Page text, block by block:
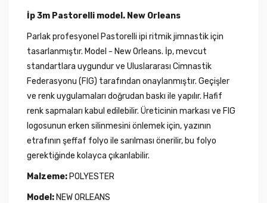
İp 3m Pastorelli model. New Orleans
Parlak profesyonel Pastorelli ipi ritmik jimnastik için
tasarlanmıştır. Model - New Orleans. İp, mevcut
standartlara uygundur ve Uluslararası Cimnastik
Federasyonu (FIG) tarafından onaylanmıştır. Geçişler
ve renk uygulamaları doğrudan baskı ile yapılır. Hafif
renk sapmaları kabul edilebilir. Üreticinin markası ve FIG
logosunun erken silinmesini önlemek için, yazının
etrafının şeffaf folyo ile sarılması önerilir, bu folyo
gerektiğinde kolayca çıkarılabilir.
Malzeme: POLYESTER
Model: NEW ORLEANS